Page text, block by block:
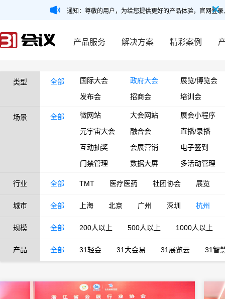
通知：尊敬的用户，为给您提供更好的产品体验，官网登
产品服务 解决方案 精彩案例
类型 全部 国际大会 政府大会
展览/博览会
发布会
招商会 培训会
场景 全部 微网站 大会网站
展会小程序
元宇宙大会
融合会
直播/录播
互动抽奖
会展营销
电子签到
门禁管理
数据大屏 多活动管理
行业 全部 TMT 医疗医药 社团协会 展览
城市 全部 上海 北京 广州 深圳 杭州
规模 全部 200人以上 500人以上 1000人以上
产品 全部 31轻会 31大会易 31展览云 31智